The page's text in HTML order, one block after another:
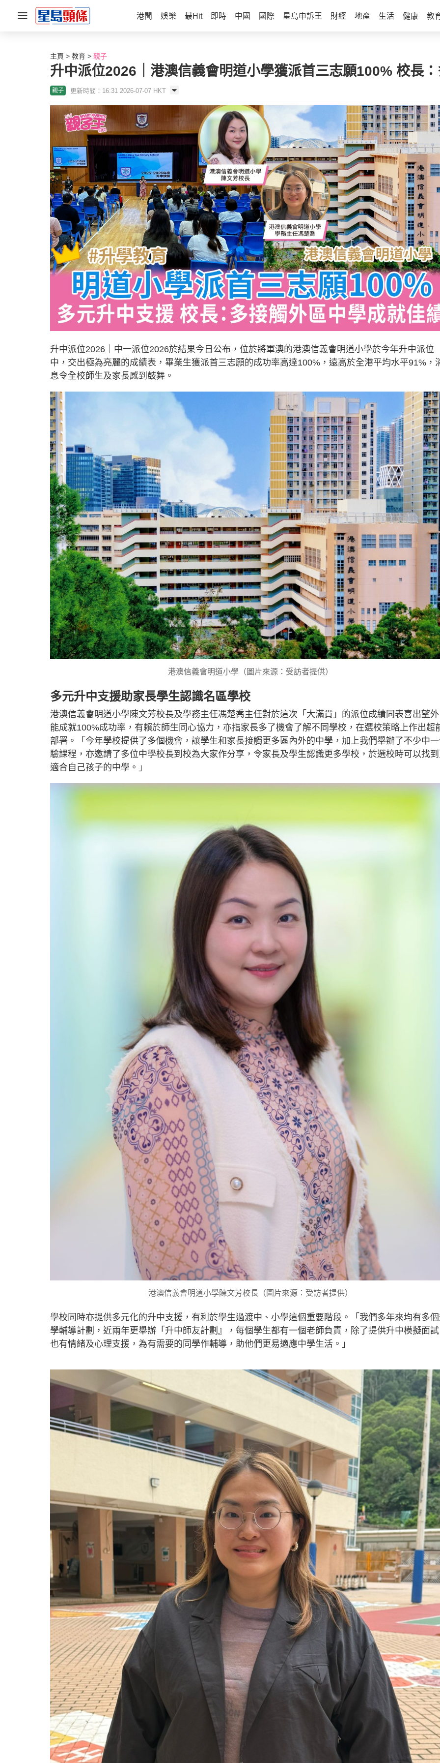
港聞 娛樂 最Hit 即時 中國 國際 星島申訴王 財經 地產 生活 健康 教
主頁 教育 親子
升中派位2026｜港澳信義會明道小學獲派首三志願100% 校長
親子 更新時間：16:31 2026-07-07 HKT
升中派位2026｜中一派位2026於結果今日公布，位於將軍澳的港澳信義會明道小學於今年升中派位
中，交出極為亮麗的成績表，畢業生獲派首三志願的成功率高達100%，遠高於全港平均水平91%，
息令全校師生及家長感到鼓舞。
港澳信義會明道小學（圖片來源：受訪者提供）
多元升中支援助家長學生認識名區學校
港澳信義會明道小學陳文芳校長及學務主任馮楚喬主任對於這次「大滿貫」的派位成績同表喜出望
能成就100%成功率，有賴於師生同心協力，亦指家長多了機會了解不同學校，在選校策略上作出超
部署。「今年學校提供了多個機會，讓學生和家長接觸更多區內外的中學，加上我們舉辦了不少中
驗課程，亦邀請了多位中學校長到校為大家作分享，令家長及學生認識更多學校，於選校時可以找
適合自己孩子的中學。」
港澳信義會明道小學陳文芳校長（圖片來源：受訪者提供）
學校同時亦提供多元化的升中支援，有利於學生過渡中、小學這個重要階段。「我們多年來均有多
學輔導計劃，近兩年更舉辦「升中師友計劃』，每個學生都有一個老師負責，除了提供升中模擬面
也有情緒及心理支援，為有需要的同學作輔導，助他們更易適應中學生活。」